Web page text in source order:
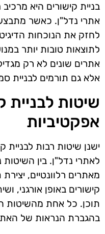
בניית קישורים היא
אתרי נדל"ן. כאשר
לחזק את הנוכחות
לתוצאות טובות יותר
אתרים שונים לא רק
אלא גם תורמים לבניית
שיטות לבניית
אפקטיביות
ישנן שיטות רבות לבניית
לאתרי נדל"ן. בין
מאתרים רלוונטיים,
קישורים באופן אורגני,
תוכן. כל אחת מהשיטות
בהגברת הנראות של